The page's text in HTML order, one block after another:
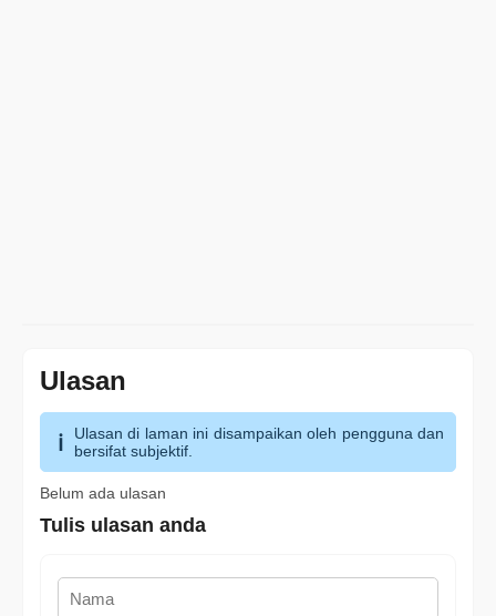
Ulasan
Ulasan di laman ini disampaikan oleh pengguna dan
bersifat subjektif.
Belum ada ulasan
Tulis ulasan anda